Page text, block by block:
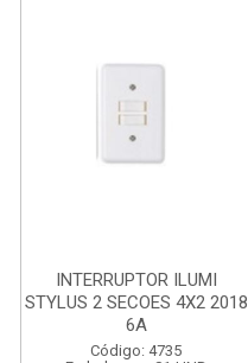
INTERRUPTOR ILUMI
STYLUS 2 SECOES 4X2 2018
6A
Código: 4735